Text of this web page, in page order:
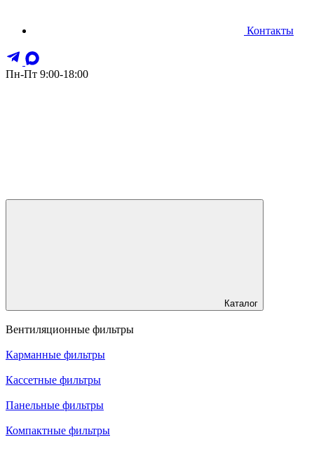
Контакты
Пн-Пт 9:00-18:00
Каталог
Вентиляционные фильтры
Карманные фильтры
Кассетные фильтры
Панельные фильтры
Компактные фильтры